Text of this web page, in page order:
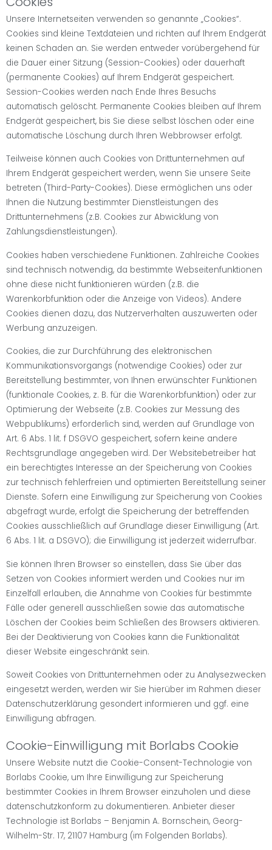
Unsere Internetseiten verwenden so genannte „Cookies“.
Cookies sind kleine Textdateien und richten auf Ihrem Endgerät
keinen Schaden an. Sie werden entweder vorübergehend für
die Dauer einer Sitzung (Session-Cookies) oder dauerhaft
(permanente Cookies) auf Ihrem Endgerät gespeichert.
Session-Cookies werden nach Ende Ihres Besuchs
automatisch gelöscht. Permanente Cookies bleiben auf Ihrem
Endgerät gespeichert, bis Sie diese selbst löschen oder eine
automatische Löschung durch Ihren Webbrowser erfolgt.
Teilweise können auch Cookies von Drittunternehmen auf
Ihrem Endgerät gespeichert werden, wenn Sie unsere Seite
betreten (Third-Party-Cookies). Diese ermöglichen uns oder
Ihnen die Nutzung bestimmter Dienstleistungen des
Drittunternehmens (z.B. Cookies zur Abwicklung von
Zahlungsdienstleistungen).
Cookies haben verschiedene Funktionen. Zahlreiche Cookies
sind technisch notwendig, da bestimmte Webseitenfunktionen
ohne diese nicht funktionieren würden (z.B. die
Warenkorbfunktion oder die Anzeige von Videos). Andere
Cookies dienen dazu, das Nutzerverhalten auszuwerten oder
Werbung anzuzeigen.
Cookies, die zur Durchführung des elektronischen
Kommunikationsvorgangs (notwendige Cookies) oder zur
Bereitstellung bestimmter, von Ihnen erwünschter Funktionen
(funktionale Cookies, z. B. für die Warenkorbfunktion) oder zur
Optimierung der Webseite (z.B. Cookies zur Messung des
Webpublikums) erforderlich sind, werden auf Grundlage von
Art. 6 Abs. 1 lit. f DSGVO gespeichert, sofern keine andere
Rechtsgrundlage angegeben wird. Der Websitebetreiber hat
ein berechtigtes Interesse an der Speicherung von Cookies
zur technisch fehlerfreien und optimierten Bereitstellung seiner
Dienste. Sofern eine Einwilligung zur Speicherung von Cookies
abgefragt wurde, erfolgt die Speicherung der betreffenden
Cookies ausschließlich auf Grundlage dieser Einwilligung (Art.
6 Abs. 1 lit. a DSGVO); die Einwilligung ist jederzeit widerrufbar.
Sie können Ihren Browser so einstellen, dass Sie über das
Setzen von Cookies informiert werden und Cookies nur im
Einzelfall erlauben, die Annahme von Cookies für bestimmte
Fälle oder generell ausschließen sowie das automatische
Löschen der Cookies beim Schließen des Browsers aktivieren.
Bei der Deaktivierung von Cookies kann die Funktionalität
dieser Website eingeschränkt sein.
Soweit Cookies von Drittunternehmen oder zu Analysezwecken
eingesetzt werden, werden wir Sie hierüber im Rahmen dieser
Datenschutzerklärung gesondert informieren und ggf. eine
Einwilligung abfragen.
Cookie-Einwilligung mit Borlabs Cookie
Unsere Website nutzt die Cookie-Consent-Technologie von
Borlabs Cookie, um Ihre Einwilligung zur Speicherung
bestimmter Cookies in Ihrem Browser einzuholen und diese
datenschutzkonform zu dokumentieren. Anbieter dieser
Technologie ist Borlabs – Benjamin A. Bornschein, Georg-
Wilhelm-Str. 17, 21107 Hamburg (im Folgenden Borlabs).